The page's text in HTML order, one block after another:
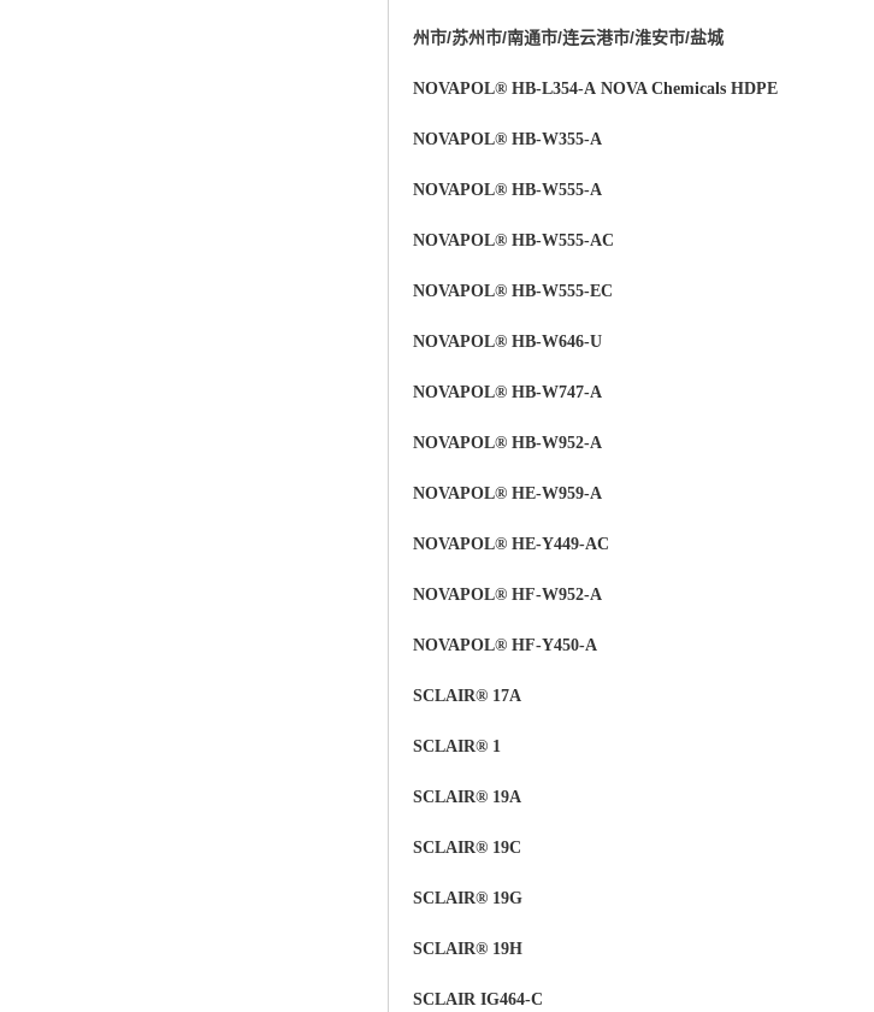
州市/苏州市/南通市/连云港市/淮安市/盐城
NOVAPOL® HB-L354-A NOVA Chemicals HDPE
NOVAPOL® HB-W355-A
NOVAPOL® HB-W555-A
NOVAPOL® HB-W555-AC
NOVAPOL® HB-W555-EC
NOVAPOL® HB-W646-U
NOVAPOL® HB-W747-A
NOVAPOL® HB-W952-A
NOVAPOL® HE-W959-A
NOVAPOL® HE-Y449-AC
NOVAPOL® HF-W952-A
NOVAPOL® HF-Y450-A
SCLAIR® 17A
SCLAIR® 1
SCLAIR® 19A
SCLAIR® 19C
SCLAIR® 19G
SCLAIR® 19H
SCLAIR IG464-C